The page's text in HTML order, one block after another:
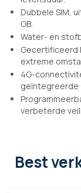
Dubbele SIM,
GB.
Water- en
Gecertificeerd
extreme
4G-
geïntegreerde
verbeterde
Best